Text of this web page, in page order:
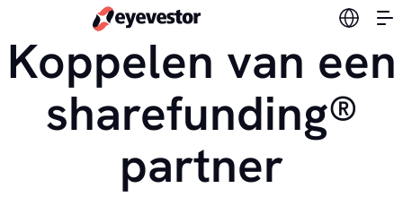
Koppelen van een
sharefunding®
partner